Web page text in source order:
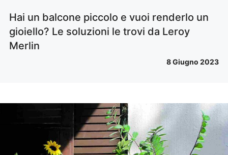
Hai un balcone piccolo e vuoi renderlo un
gioiello? Le soluzioni le trovi da Leroy
Merlin
8 Giugno 2023